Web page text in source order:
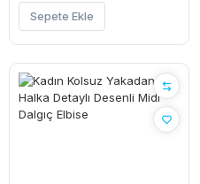
Sepete Ekle